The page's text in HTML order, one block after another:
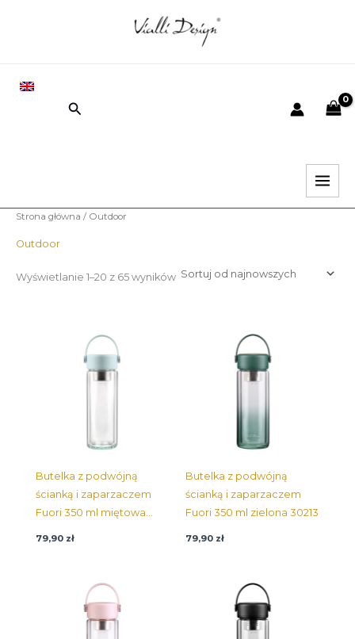
Wyszukiwanie
Strona główna / Outdoor
Outdoor
Wyświetlanie 1–20 z 65 wyników
najnowszych
Butelka z podwójną
ścianką i zaparzaczem
Fuori 350 ml miętowa
79,90 zł
Butelka z podwójną
ścianką i zaparzaczem
Fuori 350 ml zielona 30213
79,90 zł